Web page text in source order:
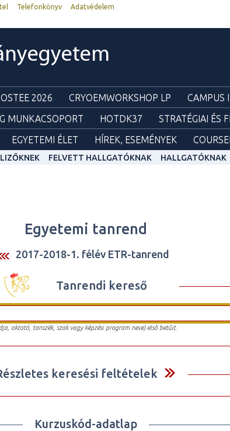
Telefonkönyv
Adatvédelem
2026 CRYOEMWORKSHOP LP CAMPUS
MUNKACSOPORT HOTDK37 STRATÉGIAI ÉS
EGYETEMI ÉLET HÍREK, ESEMÉNYEK
FELVETT HALLGATÓKNAK HALLGATÓKNAK
Egyetemi tanrend
2017-2018-1. félév ETR-tanrend
Tanrendi kereső
oktató, tanszék, szak vagy képzési program neve) első betűit.
keresési feltételek
Kurzuskód-adatlap